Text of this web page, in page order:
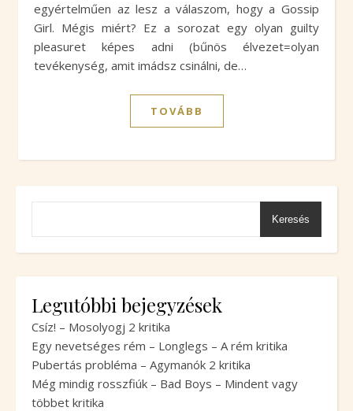
egyértelműen az lesz a válaszom, hogy a Gossip
Girl. Mégis miért? Ez a sorozat egy olyan guilty
pleasuret képes adni (bűnös élvezet=olyan
tevékenység, amit imádsz csinálni, de…
TOVÁBB
Keresés
Legutóbbi bejegyzések
Csíz! – Mosolyogj 2 kritika
Egy nevetséges rém – Longlegs – A rém kritika
Pubertás probléma – Agymanók 2 kritika
Még mindig rosszfiúk – Bad Boys – Mindent vagy
többet kritika